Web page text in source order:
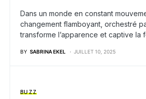
Dans un monde en constant
changement flamboyant, orchestré
transforme l’apparence et captive la
BY SABRINA EKEL JUILLET 10, 2025
BUZZ